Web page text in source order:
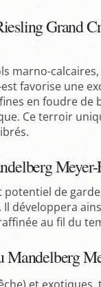
Grand
marno-
favorise une
en foudre de
Ce terroir
potentiel de
développera
au fil du